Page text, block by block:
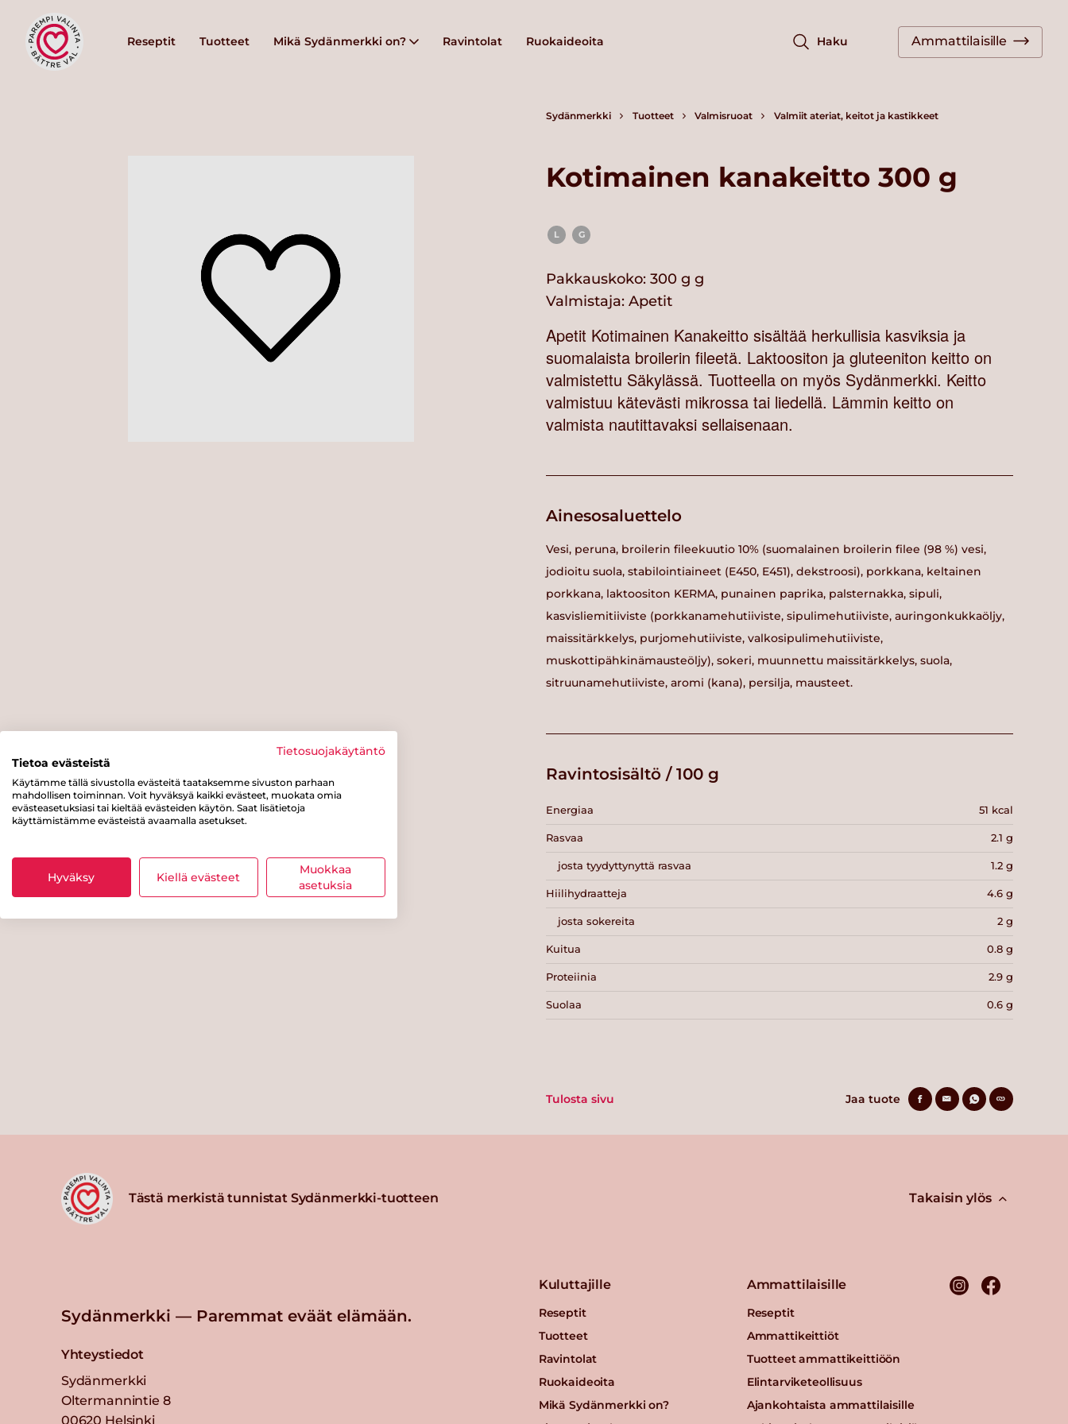
Reseptit Tuotteet Mikä Sydänmerkki on? Ravintolat Ruokaideoita Haku Ammattilaisille
Sydänmerkki Tuotteet Valmisruoat Valmiit ateriat, keitot ja kastikkeet
Kotimainen kanakeitto 300 g
L G
Pakkauskoko: 300 g g
Valmistaja: Apetit
Apetit Kotimainen Kanakeitto sisältää herkullisia kasviksia ja
suomalaista broilerin fileetä. Laktoositon ja gluteeniton keitto on
valmistettu Säkylässä. Tuotteella on myös Sydänmerkki. Keitto
valmistuu kätevästi mikrossa tai liedellä. Lämmin keitto on
valmista nautittavaksi sellaisenaan.
Ainesosaluettelo
Vesi, peruna, broilerin fileekuutio 10% (suomalainen broilerin filee (98 %) vesi,
jodioitu suola, stabilointiaineet (E450, E451), dekstroosi), porkkana, keltainen
porkkana, laktoositon KERMA, punainen paprika, palsternakka, sipuli,
kasvisliemitiiviste (porkkanamehutiiviste, sipulimehutiiviste, auringonkukkaöljy,
maissitärkkelys, purjomehutiiviste, valkosipulimehutiiviste,
muskottipähkinämausteöljy), sokeri, muunnettu maissitärkkelys, suola,
sitruunamehutiiviste, aromi (kana), persilja, mausteet.
Ravintosisältö / 100 g
Energiaa 51 kcal
Rasvaa 2.1 g
josta tyydyttynyttä rasvaa 1.2 g
Hiilihydraatteja 4.6 g
josta sokereita 2 g
Kuitua 0.8 g
Proteiinia 2.9 g
Suolaa 0.6 g
Tulosta sivu Jaa tuote
Tästä merkistä tunnistat Sydänmerkki-tuotteen Takaisin ylös
Sydänmerkki — Paremmat eväät elämään.
Yhteystiedot
Sydänmerkki
Oltermannintie 8
00620 Helsinki
Kuluttajille
Reseptit
Tuotteet
Ravintolat
Ruokaideoita
Mikä Sydänmerkki on?
Ammattilaisille
Reseptit
Ammattikeittiöt
Tuotteet ammattikeittiöön
Elintarviketeollisuus
Ajankohtaista ammattilaisille
Tietosuojakäytäntö
Tietoa evästeistä
Käytämme tällä sivustolla evästeitä taataksemme sivuston parhaan
mahdollisen toiminnan. Voit hyväksyä kaikki evästeet, muokata omia
evästeasetuksiasi tai kieltää evästeiden käytön. Saat lisätietoja
käyttämistämme evästeistä avaamalla asetukset.
Hyväksy Kiellä evästeet
Muokkaa
asetuksia